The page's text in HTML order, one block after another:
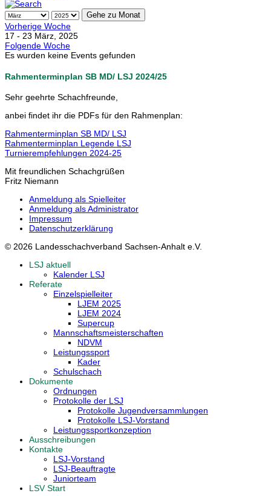
Gehe zu Monat
Vorherige Woche
17 - 23 März, 2025
Folgende Woche
Es wurden keine Events gefunden
Rahmenterminplan SB MD/ LSJ 2024/25
Sehr geehrte Schachfreunde,
anbei findet ihr die PDFs für den Rahmenplan:
Rahmenterminplan SB MD/ LSJ
Rahmenterminplan Legende LSJ
Turnierempfehlungen 2024-25
Mit freundlichen Schachgrüßen
Fritz Niemann
Anmeldung als Spielleiter
Anmeldung als Administrator
Impressum
Datenschutzerklärung
© 2026 Landesschachverband Sachsen-Anhalt e.V.
LSJ aktuell
Kalender LSJ
Referate
Einzelspielleiter
LJEM 2025
LJEM 2024
Supercup
Mannschaftsmeisterschaften
NDVM
Leistungssport
Kader
Schulschach
Dokumente
Ordnungen
Protokolle der LSJ
Protokolle Jugendversammlungen
Protokolle LSJ-Vorstand
Leistungssportkonzeption
Ausschreibungen
Kontakte
LSJ-Vorstand
LSJ-Beauftragte
Juniorteam
LSV Start